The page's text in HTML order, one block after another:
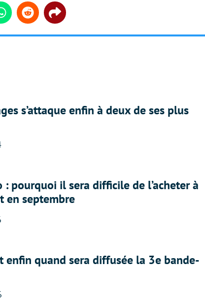
WhatsappReddit Share
s’attaque enfin à deux de ses plus
: pourquoi il sera difficile de l’acheter à
en septembre
enfin quand sera diffusée la 3e bande-